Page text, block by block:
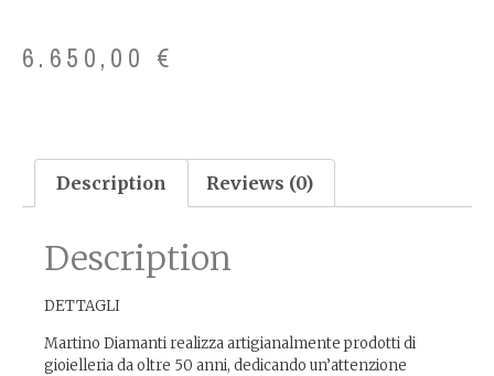
6.650,00 €
Description Reviews (0)
Description
DETTAGLI
Martino Diamanti realizza artigianalmente prodotti di
gioielleria da oltre 50 anni, dedicando un’attenzione